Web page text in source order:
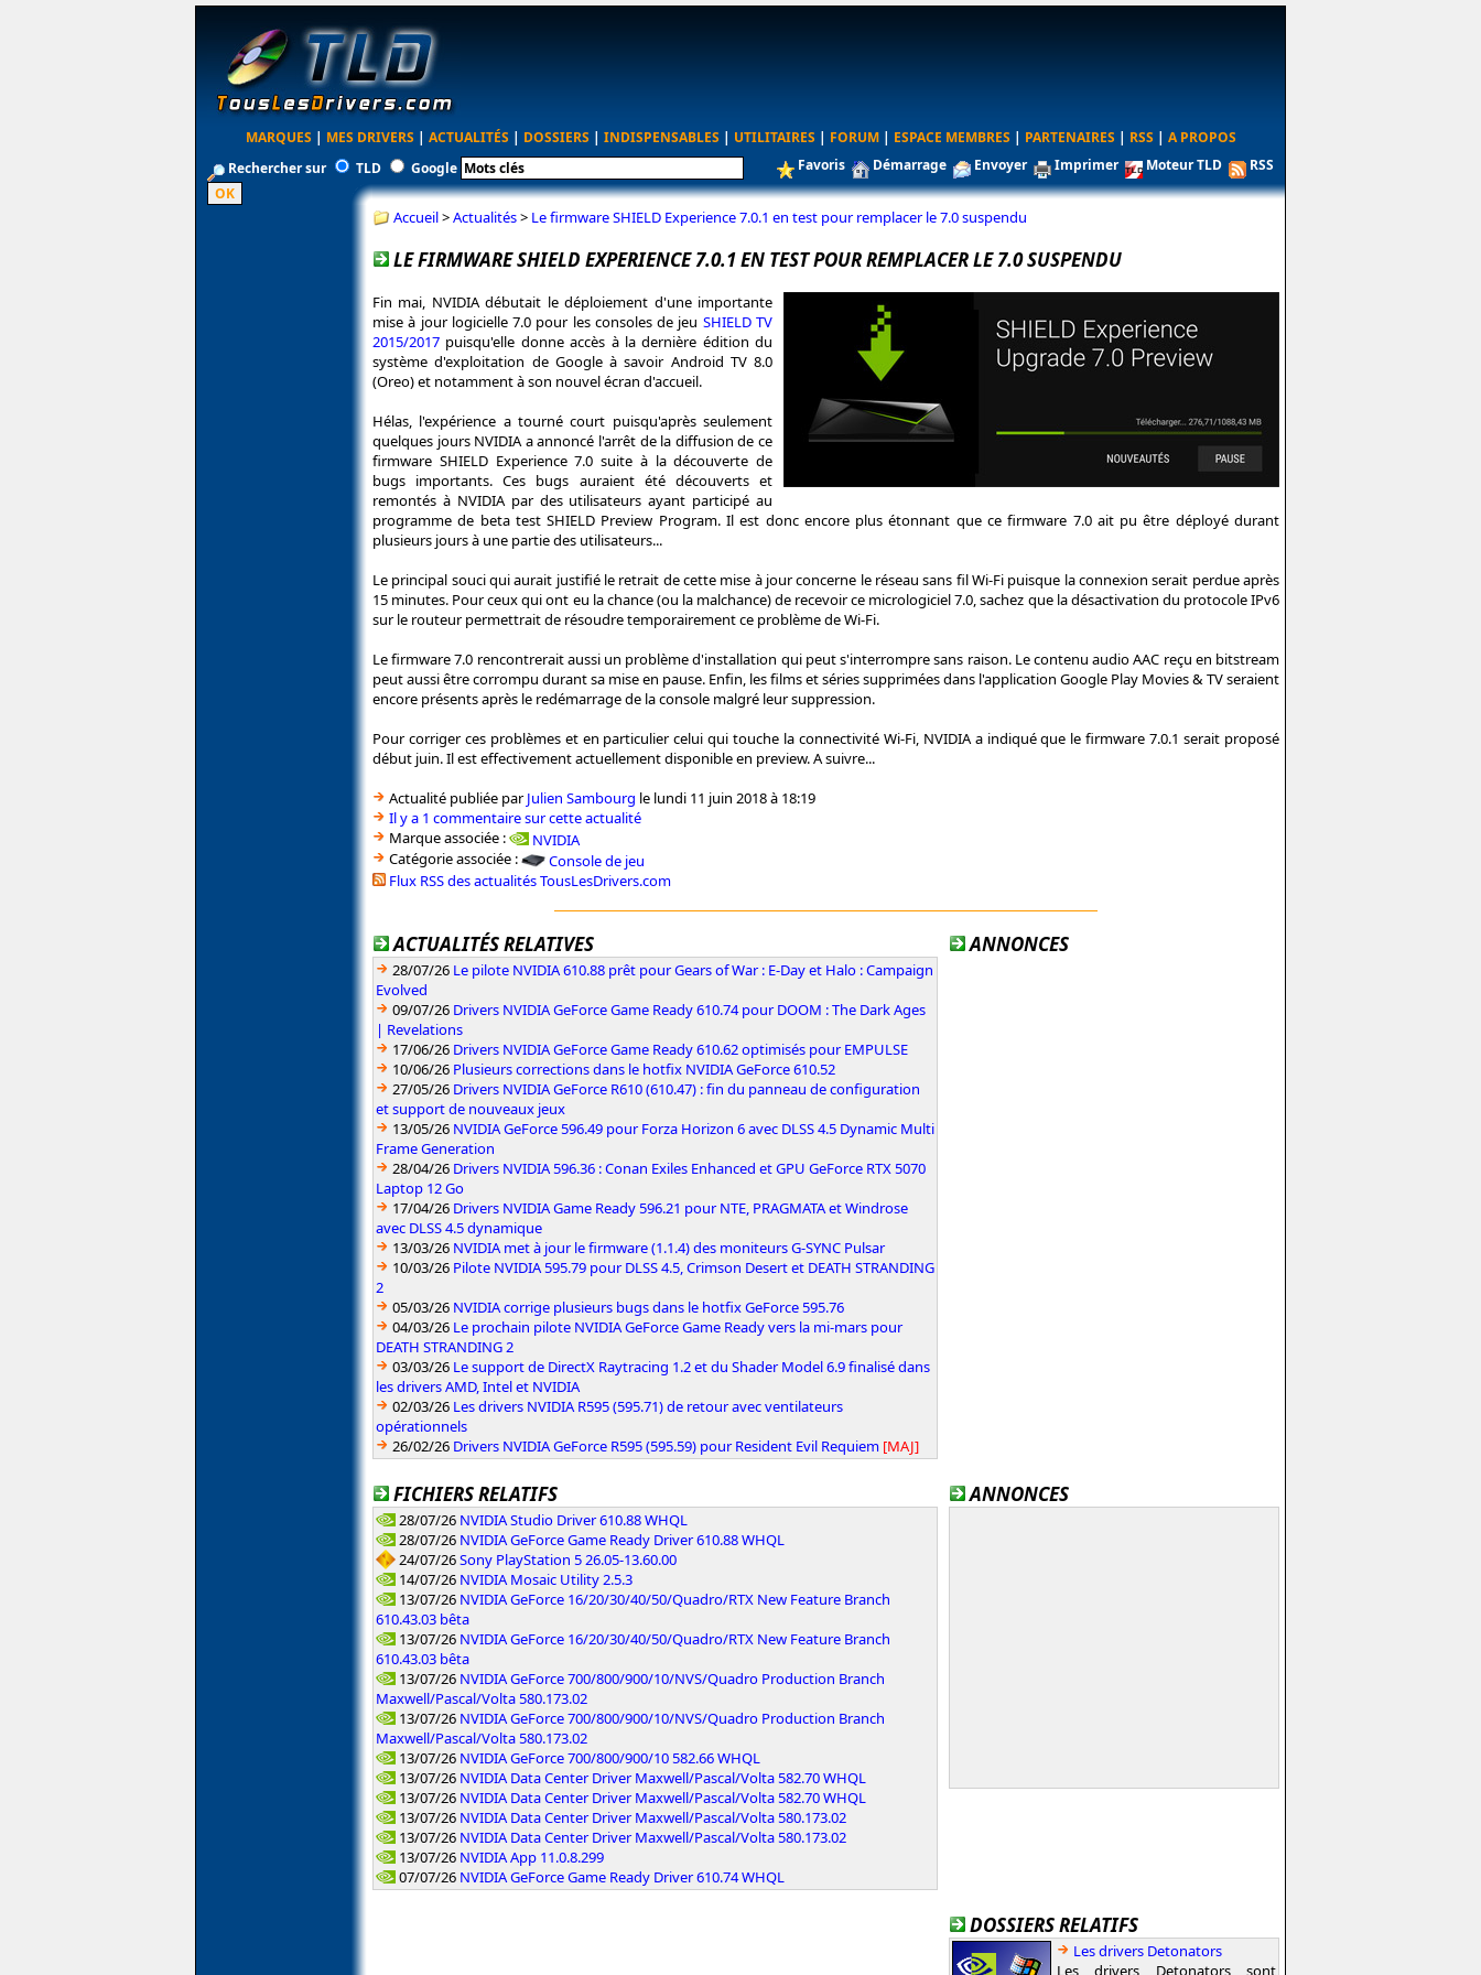
MARQUES | MES DRIVERS | ACTUALITÉS | DOSSIERS | INDISPENSABLES | UTILITAIRES | FORUM | ESPACE MEMBRES | PARTENAIRES | RSS | A PROPOS
Rechercher sur
TLD Google Favoris Démarrage Envoyer Imprimer Moteur TLD RSS
Accueil>Actualités> Le firmware SHIELD Experience 7.0.1 en test pour remplacer le 7.0 suspendu
LE FIRMWARE SHIELD EXPERIENCE 7.0.1 EN TEST POUR REMPLACER LE 7.0 SUSPENDU
Fin mai, NVIDIA débutait le déploiement d'une importante
mise à jour logicielle 7.0 pour les consoles de jeu SHIELD TV
2015/2017 puisqu'elle donne accès à la dernière édition du
système d'exploitation de Google à savoir Android TV 8.0
(Oreo) et notamment à son nouvel écran d'accueil.
Hélas, l'expérience a tourné court puisqu'après seulement
quelques jours NVIDIA a annoncé l'arrêt de la diffusion de ce
firmware SHIELD Experience 7.0 suite à la découverte de
bugs importants. Ces bugs auraient été découverts et
remontés à NVIDIA par des utilisateurs ayant participé au
programme de beta test SHIELD Preview Program. Il est donc encore plus étonnant que ce firmware 7.0 ait pu être déployé durant
plusieurs jours à une partie des utilisateurs...
Le principal souci qui aurait justifié le retrait de cette mise à jour concerne le réseau sans fil Wi-Fi puisque la connexion serait perdue après
15 minutes. Pour ceux qui ont eu la chance (ou la malchance) de recevoir ce micrologiciel 7.0, sachez que la désactivation du protocole IPv6
sur le routeur permettrait de résoudre temporairement ce problème de Wi-Fi.
Le firmware 7.0 rencontrerait aussi un problème d'installation qui peut s'interrompre sans raison. Le contenu audio AAC reçu en bitstream
peut aussi être corrompu durant sa mise en pause. Enfin, les films et séries supprimées dans l'application Google Play Movies & TV seraient
encore présents après le redémarrage de la console malgré leur suppression.
Pour corriger ces problèmes et en particulier celui qui touche la connectivité Wi-Fi, NVIDIA a indiqué que le firmware 7.0.1 serait proposé
début juin. Il est effectivement actuellement disponible en preview. A suivre...
Actualité publiée parJulien Sambourg le lundi 11 juin 2018 à 18:19
Il y a 1 commentaire sur cette actualité
Marque associée :
NVIDIA
Catégorie associée :
Console de jeu
Flux RSS des actualités TousLesDrivers.com
ACTUALITÉS RELATIVES
28/07/26 Le pilote NVIDIA 610.88 prêt pour Gears of War : E-Day et Halo : Campaign
Evolved
09/07/26 Drivers NVIDIA GeForce Game Ready 610.74 pour DOOM : The Dark Ages
| Revelations
17/06/26 Drivers NVIDIA GeForce Game Ready 610.62 optimisés pour EMPULSE
10/06/26 Plusieurs corrections dans le hotfix NVIDIA GeForce 610.52
27/05/26 Drivers NVIDIA GeForce R610 (610.47) : fin du panneau de configuration
et support de nouveaux jeux
13/05/26 NVIDIA GeForce 596.49 pour Forza Horizon 6 avec DLSS 4.5 Dynamic Multi
Frame Generation
28/04/26 Drivers NVIDIA 596.36 : Conan Exiles Enhanced et GPU GeForce RTX 5070
Laptop 12 Go
17/04/26 Drivers NVIDIA Game Ready 596.21 pour NTE, PRAGMATA et Windrose
avec DLSS 4.5 dynamique
13/03/26 NVIDIA met à jour le firmware (1.1.4) des moniteurs G-SYNC Pulsar
10/03/26 Pilote NVIDIA 595.79 pour DLSS 4.5, Crimson Desert et DEATH STRANDING
2
05/03/26 NVIDIA corrige plusieurs bugs dans le hotfix GeForce 595.76
04/03/26 Le prochain pilote NVIDIA GeForce Game Ready vers la mi-mars pour
DEATH STRANDING 2
03/03/26 Le support de DirectX Raytracing 1.2 et du Shader Model 6.9 finalisé dans
les drivers AMD, Intel et NVIDIA
02/03/26 Les drivers NVIDIA R595 (595.71) de retour avec ventilateurs
opérationnels
26/02/26 Drivers NVIDIA GeForce R595 (595.59) pour Resident Evil Requiem [MAJ]
ANNONCES
FICHIERS RELATIFS
28/07/26 NVIDIA Studio Driver 610.88 WHQL
28/07/26 NVIDIA GeForce Game Ready Driver 610.88 WHQL
24/07/26Sony PlayStation 5 26.05-13.60.00
14/07/26 NVIDIA Mosaic Utility 2.5.3
13/07/26 NVIDIA GeForce 16/20/30/40/50/Quadro/RTX New Feature Branch
610.43.03 bêta
13/07/26 NVIDIA GeForce 16/20/30/40/50/Quadro/RTX New Feature Branch
610.43.03 bêta
13/07/26 NVIDIA GeForce 700/800/900/10/NVS/Quadro Production Branch
Maxwell/Pascal/Volta 580.173.02
13/07/26 NVIDIA GeForce 700/800/900/10/NVS/Quadro Production Branch
Maxwell/Pascal/Volta 580.173.02
13/07/26 NVIDIA GeForce 700/800/900/10 582.66 WHQL
13/07/26 NVIDIA Data Center Driver Maxwell/Pascal/Volta 582.70 WHQL
13/07/26 NVIDIA Data Center Driver Maxwell/Pascal/Volta 582.70 WHQL
13/07/26 NVIDIA Data Center Driver Maxwell/Pascal/Volta 580.173.02
13/07/26 NVIDIA Data Center Driver Maxwell/Pascal/Volta 580.173.02
13/07/26 NVIDIA App 11.0.8.299
07/07/26 NVIDIA GeForce Game Ready Driver 610.74 WHQL
ANNONCES
DOSSIERS RELATIFS
Les drivers Detonators
Les drivers Detonators sont